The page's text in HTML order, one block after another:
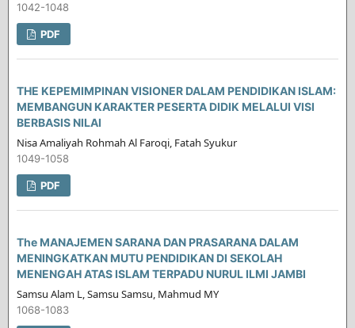
1042-1048
PDF
THE KEPEMIMPINAN VISIONER DALAM PENDIDIKAN ISLAM:
MEMBANGUN KARAKTER PESERTA DIDIK MELALUI VISI
BERBASIS NILAI
Nisa Amaliyah Rohmah Al Faroqi, Fatah Syukur
1049-1058
PDF
The MANAJEMEN SARANA DAN PRASARANA DALAM
MENINGKATKAN MUTU PENDIDIKAN DI SEKOLAH
MENENGAH ATAS ISLAM TERPADU NURUL ILMI JAMBI
Samsu Alam L, Samsu Samsu, Mahmud MY
1068-1083